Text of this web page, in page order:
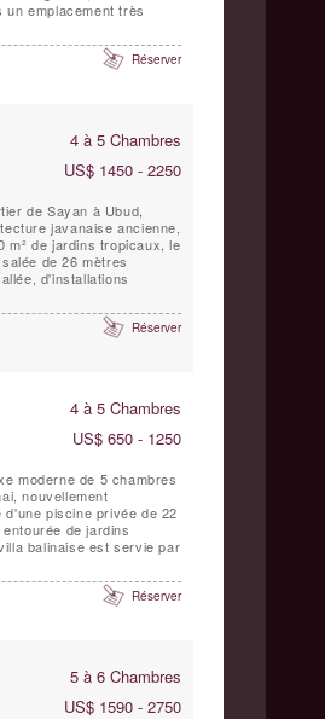
un emplacement très
Réserver
4 à 5 Chambres
US$ 1450 - 2250
de Sayan à Ubud,
javanaise ancienne,
m² de jardins tropicaux, le
de 26 mètres
d'installations
Réserver
4 à 5 Chambres
US$ 650 - 1250
moderne de 5 chambres
nouvellement
piscine privée de 22
de jardins
balinaise est servie par
Réserver
5 à 6 Chambres
US$ 1590 - 2750